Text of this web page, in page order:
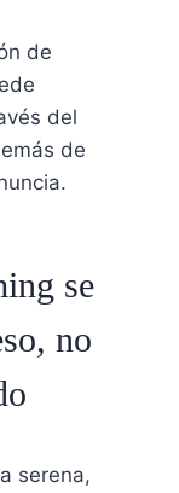
de
del
de
se
no
serena,